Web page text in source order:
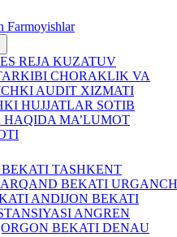
Farmoyishlar
REJA KUZATUV
CHORAKLIK VA
AUDIT XIZMATI
HUJJATLAR SOTIB
MA’LUMOT
TASHKENT
BEKATI URGANCH
ANDIJON BEKATI
ANGREN
BEKATI DENAU